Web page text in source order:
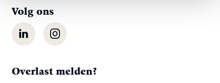
Volg ons
LinkedIn Instagram
Overlast melden?